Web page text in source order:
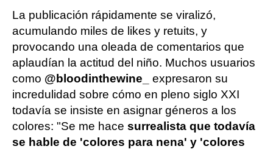
La publicación rápidamente se viralizó,
acumulando miles de likes y retuits, y
provocando una oleada de comentarios que
aplaudían la actitud del niño. Muchos usuarios
como @bloodinthewine_ expresaron su
incredulidad sobre cómo en pleno siglo XXI
todavía se insiste en asignar géneros a los
colores: "Se me hace surrealista que todavía
se hable de 'colores para nena' y 'colores